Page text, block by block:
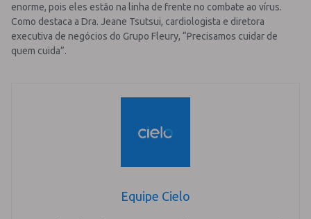
enorme, pois eles estão na linha de frente no combate ao vírus.
Como destaca a Dra. Jeane Tsutsui, cardiologista e diretora
executiva de negócios do Grupo Fleury, “Precisamos cuidar de
quem cuida”.
Equipe Cielo